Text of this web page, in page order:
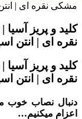
مشکی نقره ای |
نقره ای | انتن
نقره ای | انتن
دنبال نصاب خوب
اعزام میکنیم…